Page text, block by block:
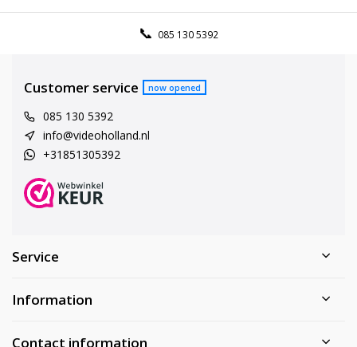
085 130 5392
Customer service now opened
085 130 5392
info@videoholland.nl
+31851305392
Service
Information
Contact information